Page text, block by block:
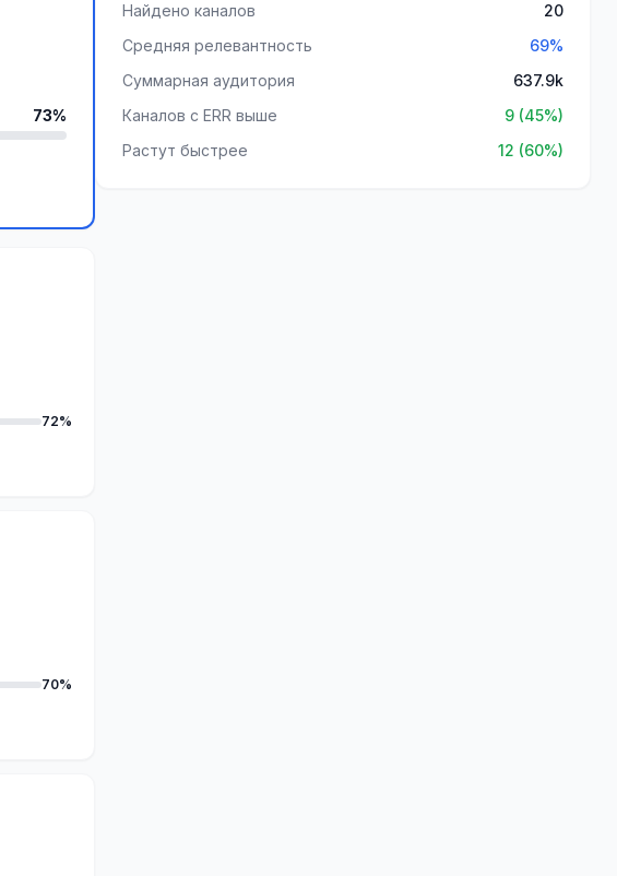
73%
72%
70%
Найдено каналов
20
Средняя релевантность
69%
Суммарная аудитория
637.9k
Каналов с ERR выше
9 (45%)
Растут быстрее
12 (60%)